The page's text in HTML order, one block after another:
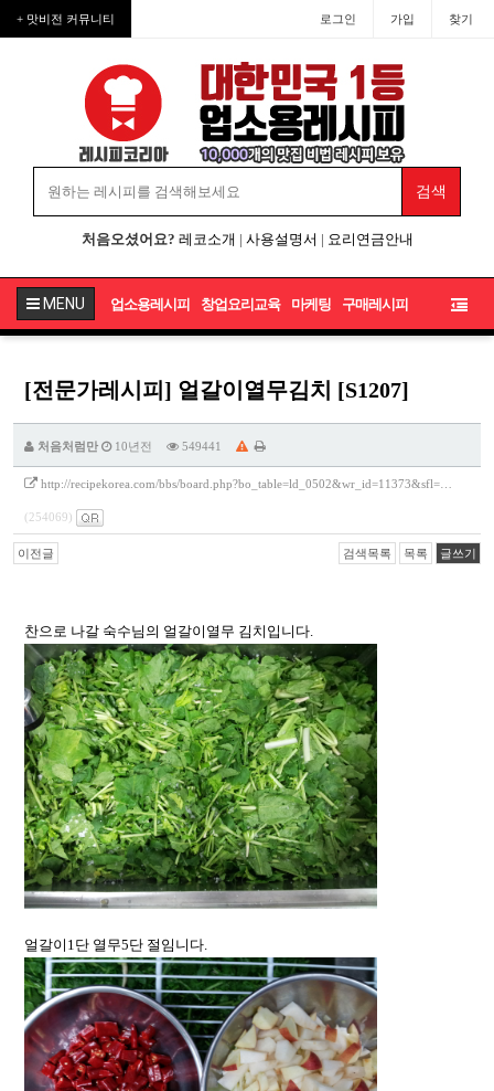
+ 맛비전 커뮤니티 로그인 가입 찾기
처음오셨어요? 레코소개 | 사용설명서 | 요리연금안내
MENU 업소용레시피 창업요리교육 마케팅 구매레시피
[전문가레시피] 얼갈이열무김치 [S1207]
처음처럼만 10년전 549441
http://recipekorea.com/bbs/board.php?bo_table=ld_0502&wr_id=11373&sfl=…
(254069)
이전글 검색목록 목록 글쓰기
찬으로 나갈 숙수님의 얼갈이열무 김치입니다.
얼갈이1단 열무5단 절임니다.